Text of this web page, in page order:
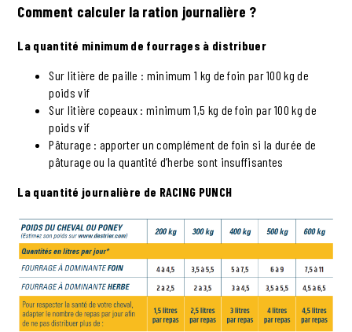
Comment calculer la ration journalière ?
La quantité minimum de fourrages à distribuer
Sur litière de paille : minimum 1 kg de foin par 100 kg de
poids vif
Sur litière copeaux : minimum 1,5 kg de foin par 100 kg de
poids vif
Pâturage : apporter un complément de foin si la durée de
pâturage ou la quantité d’herbe sont insuffisantes
La quantité journalière de RACING PUNCH